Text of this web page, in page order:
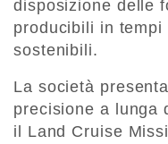
disposizione delle
producibili in
sostenibili.
La società
precisione a lunga
il Land Cruise